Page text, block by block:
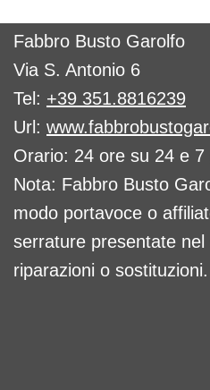
Fabbro Busto Garolfo
Via S. Antonio 6
Tel: +39 351.8816239
Url:
Orario: 24 ore su 24 e 7
Nota: Fabbro Busto
modo portavoce o
serrature presentate
riparazioni o sostituzioni.